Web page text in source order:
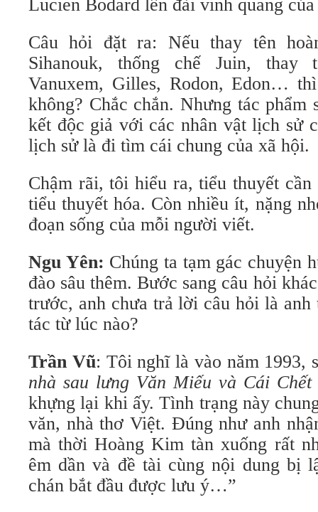
Lucien Bodard lên đài vinh quang
Câu hỏi đặt ra: Nếu thay tên
Sihanouk, thống chế Juin, thay
Vanuxem, Gilles, Rodon, Edon…
không? Chắc chắn. Nhưng tác phẩm
kết độc giả với các nhân vật lịch sử
lịch sử là đi tìm cái chung của xã hội.
Chậm rãi, tôi hiểu ra, tiểu thuyết
tiểu thuyết hóa. Còn nhiều ít, nặng
đoạn sống của mỗi người viết.
Ngu Yên: Chúng ta tạm gác chuyện
đào sâu thêm. Bước sang câu hỏi
trước, anh chưa trả lời câu hỏi là anh
tác từ lúc nào?
Trần Vũ: Tôi nghĩ là vào năm 1993,
nhà sau lưng Văn Miếu và Cái
khựng lại khi ấy. Tình trạng này
văn, nhà thơ Việt. Đúng như anh
mà thời Hoàng Kim tàn xuống rất
êm dần và đề tài cùng nội dung bị
chán bắt đầu được lưu ý…”